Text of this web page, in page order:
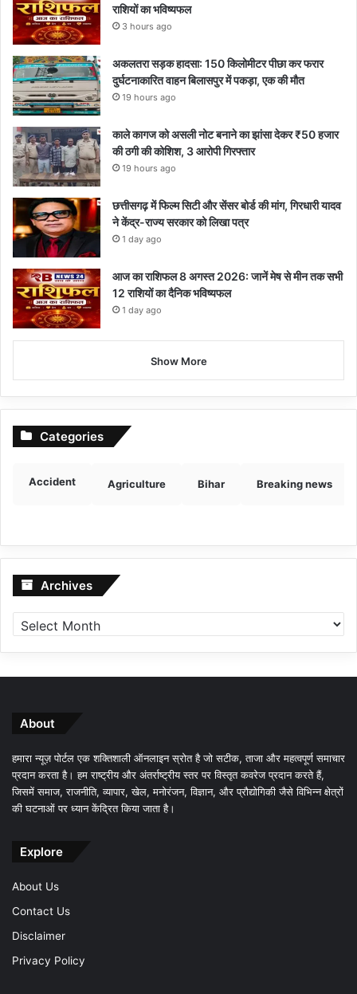
राशियों का भविष्यफल
3 hours ago
अकलतरा सड़क हादसा: 150 किलोमीटर पीछा कर फरार
दुर्घटनाकारित वाहन बिलासपुर में पकड़ा, एक की मौत
19 hours ago
काले कागज को असली नोट बनाने का झांसा देकर ₹50 हजार
की ठगी की कोशिश, 3 आरोपी गिरफ्तार
19 hours ago
छत्तीसगढ़ में फिल्म सिटी और सेंसर बोर्ड की मांग, गिरधारी यादव
ने केंद्र-राज्य सरकार को लिखा पत्र
1 day ago
आज का राशिफल 8 अगस्त 2026: जानें मेष से मीन तक सभी
12 राशियों का दैनिक भविष्यफल
1 day ago
Show More
Categories
Accident Agriculture Bihar Breaking news
Archives Archives
About
हमारा न्यूज़ पोर्टल एक शक्तिशाली ऑनलाइन स्रोत है जो सटीक, ताजा और महत्वपूर्ण समाचार
प्रदान करता है। हम राष्ट्रीय और अंतर्राष्ट्रीय स्तर पर विस्तृत कवरेज प्रदान करते हैं,
जिसमें समाज, राजनीति, व्यापार, खेल, मनोरंजन, विज्ञान, और प्रौद्योगिकी जैसे विभिन्न क्षेत्रों
की घटनाओं पर ध्यान केंद्रित किया जाता है।
Explore
About Us
Contact Us
Disclaimer
Privacy Policy